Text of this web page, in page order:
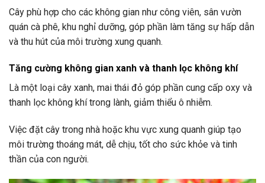
Cây phù hợp cho các không gian như công viên, sân vườn
quán cà phê, khu nghỉ dưỡng, góp phần làm tăng sự hấp dẫn
và thu hút của môi trường xung quanh.
Tăng cường không gian xanh và thanh lọc không khí
Là một loại cây xanh, mai thái đỏ góp phần cung cấp oxy và
thanh lọc không khí trong lành, giảm thiểu ô nhiễm.
Việc đặt cây trong nhà hoặc khu vực xung quanh giúp tạo
môi trường thoáng mát, dễ chịu, tốt cho sức khỏe và tinh
thần của con người.